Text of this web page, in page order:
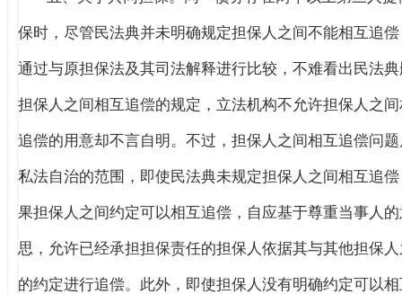
保时，尽管民法典并未明确规定担保人之间不能相互追
通过与原担保法及其司法解释进行比较，不难看出民法
担保人之间相互追偿的规定，立法机构不允许担保人之
追偿的用意却不言自明。不过，担保人之间相互追偿问
私法自治的范围，即使民法典未规定担保人之间相互追
果担保人之间约定可以相互追偿，自应基于尊重当事人的
思，允许已经承担担保责任的担保人依据其与其他担保
的约定进行追偿。此外，即使担保人没有明确约定可以